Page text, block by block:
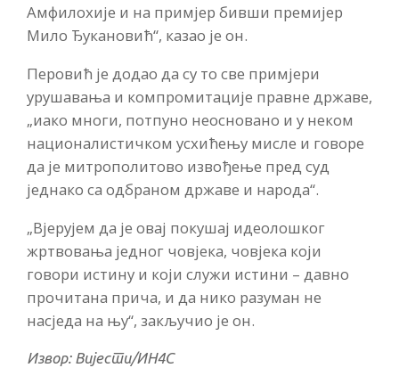
Амфилохије и на примјер бивши премијер
Мило Ђукановић“, казао је он.
Перовић је додао да су то све примјери
урушавања и компромитације правне државе,
„иако многи, потпуно неосновано и у неком
националистичком усхићењу мисле и говоре
да је митрополитово извођење пред суд
једнако са одбраном државе и народа“.
„Вјерујем да је овај покушај идеолошког
жртвовања једног човјека, човјека који
говори истину и који служи истини – давно
прочитана прича, и да нико разуман не
насједа на њу“, закључио је он.
Извор: Вијести/ИН4С